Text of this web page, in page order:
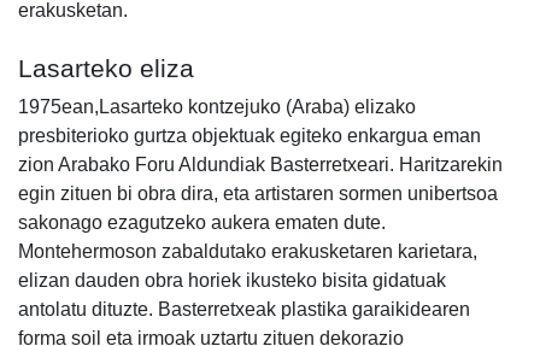
erakusketan.
Lasarteko eliza
1975ean,Lasarteko kontzejuko (Araba) elizako
presbiterioko gurtza objektuak egiteko enkargua eman
zion Arabako Foru Aldundiak Basterretxeari. Haritzarekin
egin zituen bi obra dira, eta artistaren sormen unibertsoa
sakonago ezagutzeko aukera ematen dute.
Montehermoson zabaldutako erakusketaren karietara,
elizan dauden obra horiek ikusteko bisita gidatuak
antolatu dituzte. Basterretxeak plastika garaikidearen
forma soil eta irmoak uztartu zituen dekorazio